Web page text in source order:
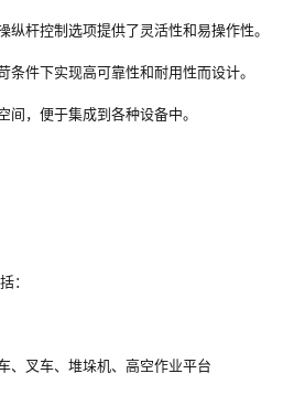
杆控制选项提供了灵活性和易操作性。
件下实现高可靠性和耐用性而设计。
，便于集成到各种设备中。
：
、叉车、堆垛机、高空作业平台